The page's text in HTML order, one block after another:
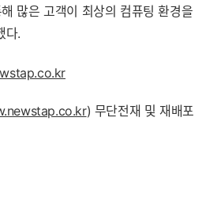
많은 고객이 최상의 컴퓨팅 환경을
다.
) 무단전재 및 재배포